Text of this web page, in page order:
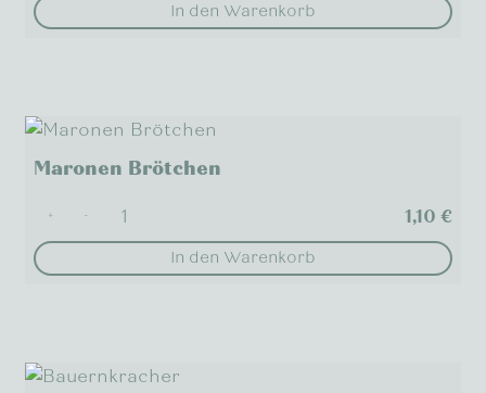
In den Warenkorb
Maronen Brötchen
+ - 1,10€
In den Warenkorb